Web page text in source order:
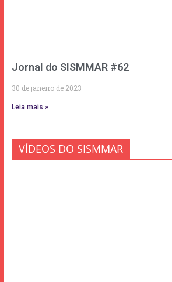
Jornal do SISMMAR #62
30 de janeiro de 2023
Leia mais »
VÍDEOS DO SISMMAR